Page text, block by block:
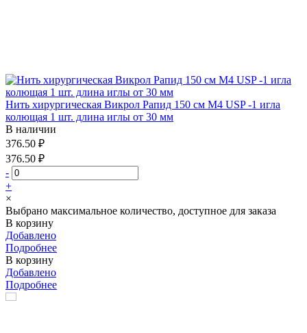
Нить хирургическая Викрол Рапид 150 см М4 USP -1 игла
колющая 1 шт. длина иглы от 30 мм
В наличии
376.50 ₽
376.50 ₽
-
+
×
Выбрано максимальное количество, доступное для заказа
В корзину
Добавлено
Подробнее
В корзину
Добавлено
Подробнее